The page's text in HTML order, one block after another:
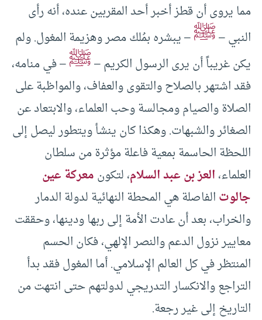
مما يروى أن قطز أخبر أحد المقربين عنده، أنه رأى
النبي –ﷺ– يبشره بمُلك مصر وهزيمة المغول. ولم
يكن غريباً أن يرى الرسول الكريم –ﷺ– في منامه،
فقد اشتهر بالصلاح والتقوى والعفاف، والمواظبة على
الصلاة والصيام ومجالسة وحب العلماء، والابتعاد عن
الصغائر والشبهات. وهكذا كان ينشأ ويتطور ليصل إلى
اللحظة الحاسمة بمعية فاعلة مؤثرة من سلطان
العلماء،العز بن عبد السلام، لتكونمعركة عين
جالوتالفاصلة هي المحطة النهائية لدولة الدمار
والخراب، بعد أن عادت الأمة إلى ربها ودينها، وحققت
معايير نزول الدعم والنصر الإلهي، فكان الحسم
المنتظر في كل العالم الإسلامي. أما المغول فقد بدأ
التراجع والانكسار التدريجي لدولتهم حتى انتهت من
التاريخ إلى غير رجعة.